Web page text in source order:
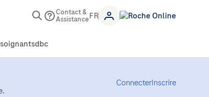
Contact &
Assistance
ConnecterInscrire